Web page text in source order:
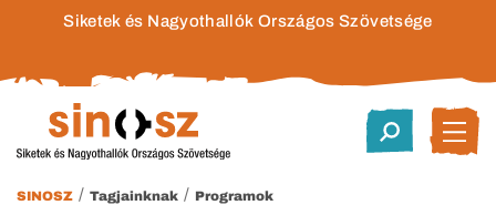
Siketek és Nagyothallók Országos Szövetsége
SINOSZ / Tagjainknak / Programok